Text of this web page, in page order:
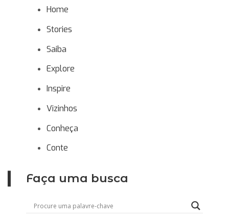
Home
Stories
Saiba
Explore
Inspire
Vizinhos
Conheça
Conte
Faça uma busca